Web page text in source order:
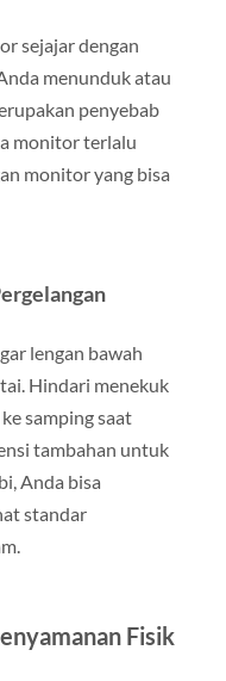
sejajar dengan
menunduk atau
penyebab
monitor terlalu
monitor yang bisa
lengan bawah
Hindari menekuk
samping saat
tambahan untuk
Anda bisa
standar
Fisik